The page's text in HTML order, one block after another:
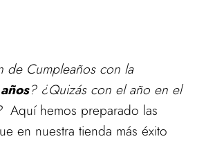
de Cumpleaños con la
? ¿Quizás con el año en el
Aquí hemos preparado las
en nuestra tienda más éxito